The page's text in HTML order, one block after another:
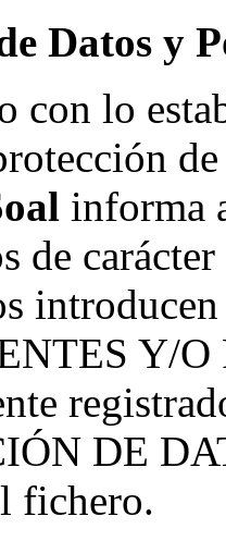
Datos y
con lo
informa
de
Y/O
DE
fichero.